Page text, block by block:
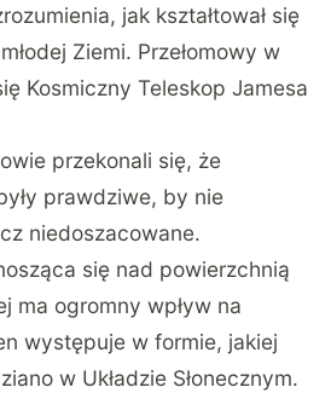
jak kształtował się
Ziemi. Przełomowy w
Kosmiczny Teleskop Jamesa
przekonali się, że
prawdziwe, by nie
niedoszacowane.
się nad powierzchnią
ma ogromny wpływ na
występuje w formie, jakiej
w Układzie Słonecznym.